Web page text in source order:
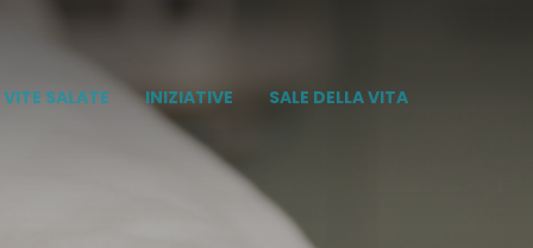
VITE SALATE INIZIATIVE SALE DELLA VITA